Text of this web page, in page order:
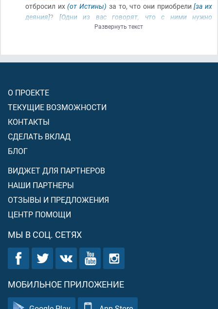
отбросил их(от Истины) за то, что они приобрели[за их
деяния]? [Одни из вас говорят, что с ними нужно
сражаться, а другие придерживаются иного мнения]
Развернуть текст
О ПРОЕКТЕ
ТЕКУЩИЕ ВОЗМОЖНОСТИ
КОНТАКТЫ
СДЕЛАТЬ ВКЛАД
БЛОГ
ВИДЖЕТ ДЛЯ ПАРТНЕРОВ
НАШИ ПАРТНЕРЫ
ОТЗЫВЫ И ПРЕДЛОЖЕНИЯ
ЦЕНТР ПОМОЩИ
МЫ В СОЦ. СЕТЯХ
МОБИЛЬНОЕ ПРИЛОЖЕНИЕ